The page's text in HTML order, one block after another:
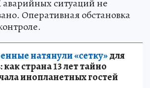
ситуаций не
Оперативная обстановка
натянули «сетку»для
страна 13 лет тайно
инопланетных гостей